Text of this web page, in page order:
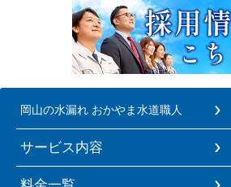
岡山の水漏れ おかやま水道職人
サービス内容